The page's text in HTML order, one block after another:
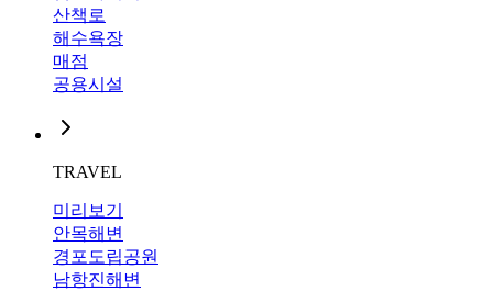
산책로
해수욕장
매점
공용시설
TRAVEL
미리보기
안목해변
경포도립공원
남항진해변